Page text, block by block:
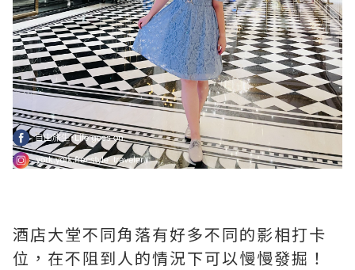
酒店大堂不同角落有好多不同的影相打卡
位，在不阻到人的情況下可以慢慢發掘！